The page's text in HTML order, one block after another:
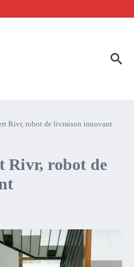
data de caisse pour la transformer en
Rivr, robot de livraison innovant
Rivr, robot de